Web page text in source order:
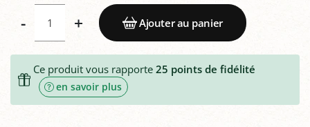
- + Ajouter au panier
Ce produit vous rapporte25 points de fidélité
en savoir plus